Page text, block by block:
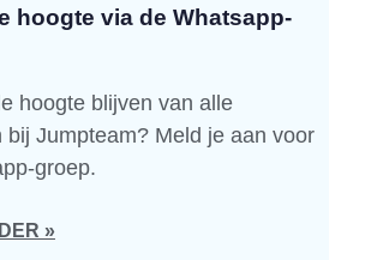
hoogte via de Whatsapp-
hoogte blijven van alle
bij Jumpteam? Meld je aan voor
groep.
»